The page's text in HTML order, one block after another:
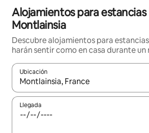
Alojamientos para estancias
Montlainsia
Descubre alojamientos para
harán sentir como en casa durante un
Ubicación
Cuando los resultados estén
Llegada